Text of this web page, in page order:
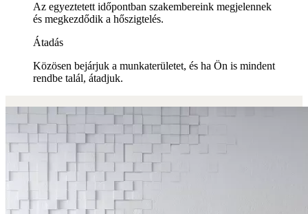
Az egyeztetett időpontban szakembereink megjelennek
és megkezdődik a hőszigtelés.
Átadás
Közösen bejárjuk a munkaterületet, és ha Ön is mindent
rendbe talál, átadjuk.